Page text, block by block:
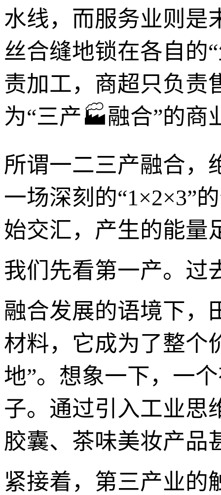
水线，而服务业则是
丝合缝地锁在各自的
责加工，商超只负责
为“三产🏭融合”的商
所谓一二三产融合，
一场深刻的“1×2×3”
始交汇，产生的能量
我们先看第一产。
融合发展的语境下，
材料，它成为了整个
地”。想象一下，一
子。通过引入工业思
胶囊、茶味美妆产品
紧接着，第三产业的